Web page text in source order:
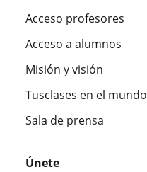
Acceso profesores
Acceso a alumnos
Misión y visión
Tusclases en el mundo
Sala de prensa
Únete